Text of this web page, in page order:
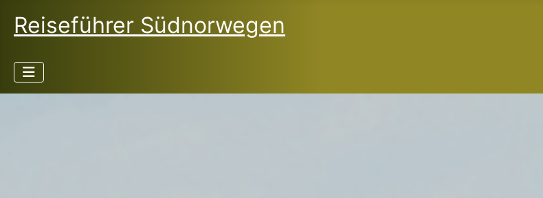
Reiseführer Südnorwegen